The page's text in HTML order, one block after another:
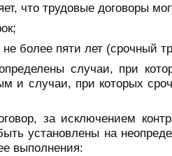
что трудовые договоры
более пяти лет (срочный
случаи, при
и случаи, при которых
за исключением
установлены на
выполнения: